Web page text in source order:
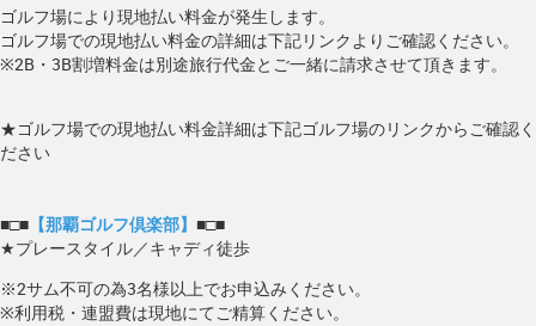
ゴルフ場により現地払い料金が発生します。
ゴルフ場での現地払い料金の詳細は下記リンクよりご確認ください。
※2B・3B割増料金は別途旅行代金とご一緒に請求させて頂きます。
★ゴルフ場での現地払い料金詳細は下記ゴルフ場のリンクからご確認く
ださい
■□■ 【那覇ゴルフ倶楽部】 ■□■
★プレースタイル／キャディ徒歩
※2サム不可の為3名様以上でお申込みください。
※利用税・連盟費は現地にてご精算ください。